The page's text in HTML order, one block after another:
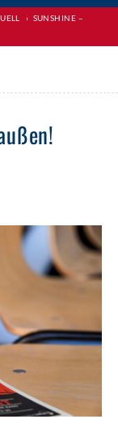
› SUNSHINE –